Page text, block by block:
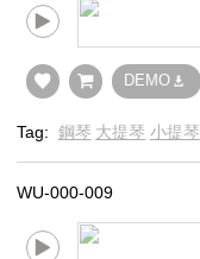
DEMO
Tag: 鋼琴 大提琴 小提琴
WU-000-009